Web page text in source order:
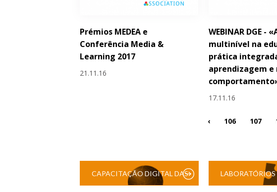
Prémios MEDEA e
Conferência Media &
Learning 2017
21.11.16
WEBINAR DGE -
multinível na
prática
aprendizagem e
17.11.16
‹ 106 107
CAPACITAÇÃO DIGITAL DAS